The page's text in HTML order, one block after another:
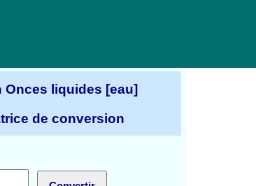
Onces liquides [eau]
de conversion